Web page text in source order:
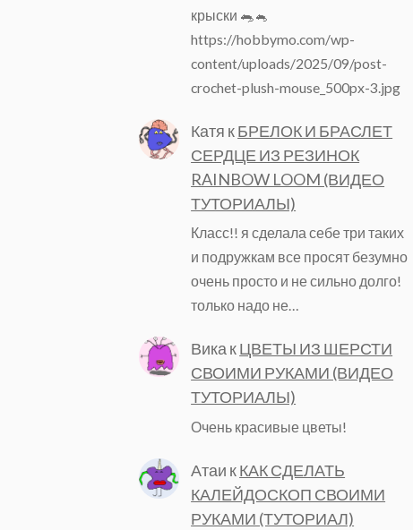
крыски 🐀🐁
https://hobbymo.com/wp-
content/uploads/2025/09/post-
crochet-plush-mouse_500px-3.jpg
Катя кБРЕЛОК И БРАСЛЕТ
СЕРДЦЕ ИЗ РЕЗИНОК
RAINBOW LOOM (ВИДЕО
ТУТОРИАЛЫ)
Класс!! я сделала себе три таких
и подружкам все просят безумно
очень просто и не сильно долго!
только надо не…
ВикакЦВЕТЫ ИЗ ШЕРСТИ
СВОИМИ РУКАМИ (ВИДЕО
ТУТОРИАЛЫ)
Очень красивые цветы!
Атаи кКАК СДЕЛАТЬ
КАЛЕЙДОСКОП СВОИМИ
РУКАМИ (ТУТОРИАЛ)